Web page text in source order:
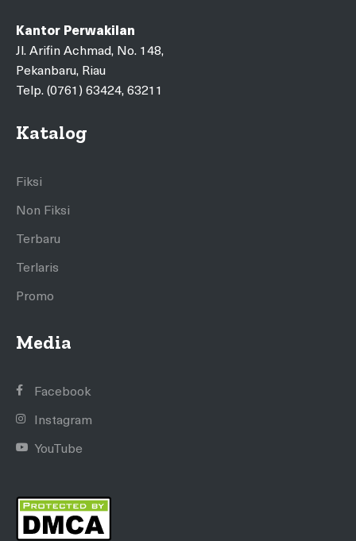
Kantor Perwakilan
Jl. Arifin Achmad, No. 148,
Pekanbaru, Riau
Telp. (0761) 63424, 63211
Katalog
Fiksi
Non Fiksi
Terbaru
Terlaris
Promo
Media
Facebook
Instagram
YouTube